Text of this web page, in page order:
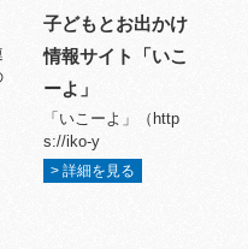
子どもとお出かけ
情報サイト「いこ
ーよ」
「いこーよ」（http
s://iko-y
> 詳細を見る